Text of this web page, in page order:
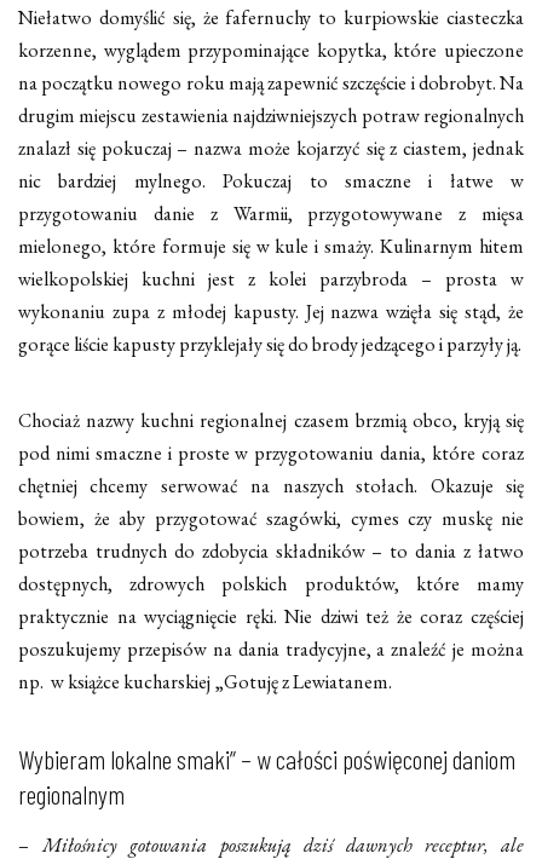
Niełatwo domyślić się, że fafernuchy to kurpiowskie ciasteczka
korzenne, wyglądem przypominające kopytka, które upieczone
na początku nowego roku mają zapewnić szczęście i dobrobyt. Na
drugim miejscu zestawienia najdziwniejszych potraw regionalnych
znalazł się pokuczaj – nazwa może kojarzyć się z ciastem, jednak
nic bardziej mylnego. Pokuczaj to smaczne i łatwe w
przygotowaniu danie z Warmii, przygotowywane z mięsa
mielonego, które formuje się w kule i smaży. Kulinarnym hitem
wielkopolskiej kuchni jest z kolei parzybroda – prosta w
wykonaniu zupa z młodej kapusty. Jej nazwa wzięła się stąd, że
gorące liście kapusty przyklejały się do brody jedzącego i parzyły ją.
Chociaż nazwy kuchni regionalnej czasem brzmią obco, kryją się
pod nimi smaczne i proste w przygotowaniu dania, które coraz
chętniej chcemy serwować na naszych stołach. Okazuje się
bowiem, że aby przygotować szagówki, cymes czy muskę nie
potrzeba trudnych do zdobycia składników – to dania z łatwo
dostępnych, zdrowych polskich produktów, które mamy
praktycznie na wyciągnięcie ręki. Nie dziwi też że coraz częściej
poszukujemy przepisów na dania tradycyjne, a znaleźć je można
np. w książce kucharskiej „Gotuję z Lewiatanem.
Wybieram lokalne smaki” – w całości poświęconej daniom
regionalnym
–Miłośnicy gotowania poszukują dziś dawnych receptur, ale